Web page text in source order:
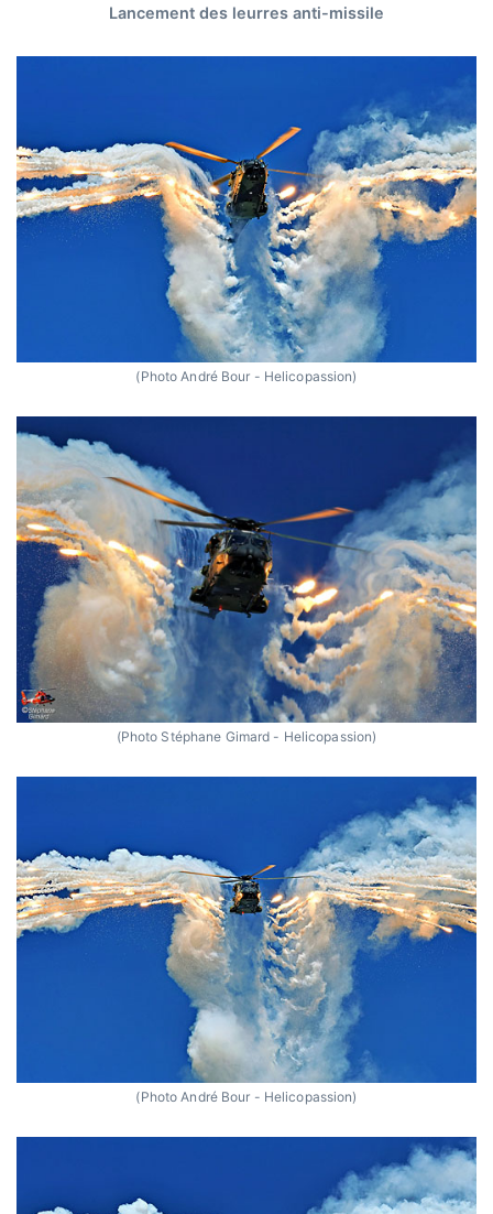
Lancement des leurres anti-missile
(Photo André Bour - Helicopassion)
(Photo Stéphane Gimard - Helicopassion)
(Photo André Bour - Helicopassion)